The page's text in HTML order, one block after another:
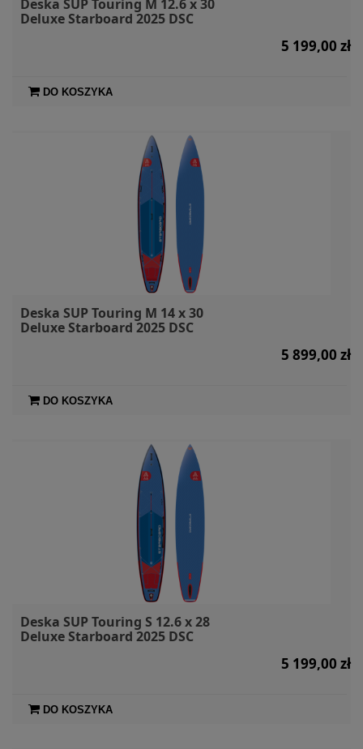
Deska SUP Touring M 12.6 x 30
Deluxe Starboard 2025 DSC
5 199,00 zł
DO KOSZYKA
Deska SUP Touring M 14 x 30
Deluxe Starboard 2025 DSC
5 899,00 zł
DO KOSZYKA
Deska SUP Touring S 12.6 x 28
Deluxe Starboard 2025 DSC
5 199,00 zł
DO KOSZYKA